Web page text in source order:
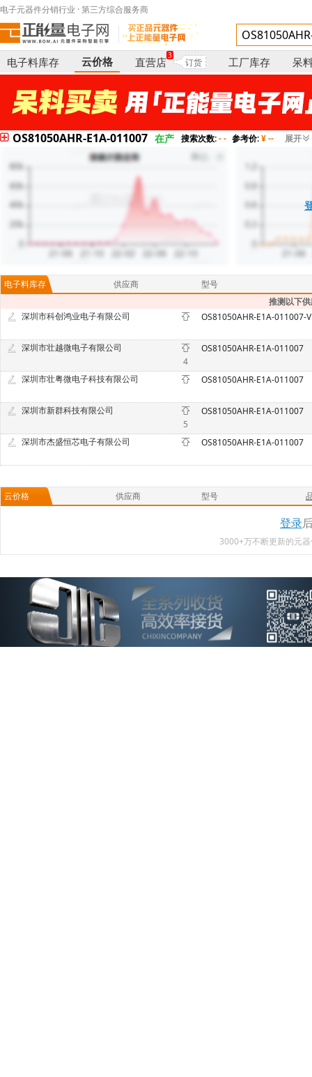
电子元器件分销行业 · 第三方综合服务商
电子料库存 云价格 直营店
3
订货 工厂库存 呆
OS81050AHR-E1A-011007 在产 搜索次数:- - 参考价:¥ -- 展开
电子料库存 供应商
型号
推测以下
深圳市科创鸿业电子有限公司
深圳市壮越微电子有限公司
4
OS81050AHR-E1A-011007
深圳市壮粤微电子科技有限公司 OS81050AHR-E1A-011007
深圳市新群科技有限公司
5
OS81050AHR-E1A-011007
深圳市杰盛恒芯电子有限公司 OS81050AHR-E1A-011007
云价格 供应商 型号
登录
3000+万不断更新的元